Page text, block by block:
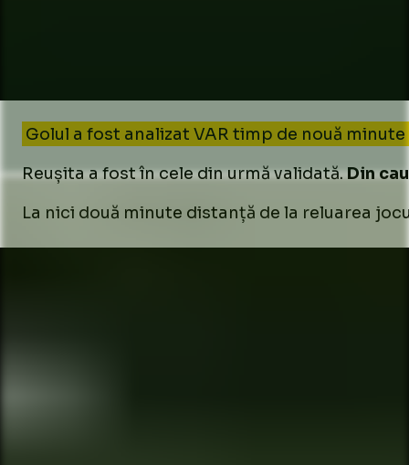
Golul a fost analizat VAR timp de nouă
Reușita a fost în cele din urmă validată.Din
La nici două minute distanță de la reluarea